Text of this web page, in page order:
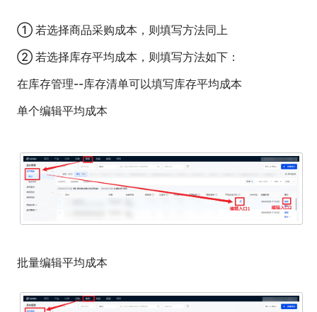
① 若选择商品采购成本，则填写方法同上
② 若选择库存平均成本，则填写方法如下：
在库存管理--库存清单可以填写库存平均成本
单个编辑平均成本
批量编辑平均成本